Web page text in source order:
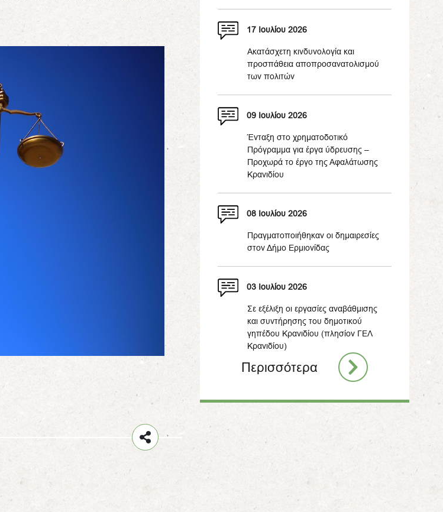
17 Ιουλίου 2026
Ακατάσχετη κινδυνολογία και
προσπάθεια αποπροσανατολισμού
των πολιτών
09 Ιουλίου 2026
Ένταξη στο χρηματοδοτικό
Πρόγραμμα για έργα ύδρευσης –
Προχωρά το έργο της Αφαλάτωσης
Κρανιδίου
08 Ιουλίου 2026
Πραγματοποιήθηκαν οι δημαιρεσίες
στον Δήμο Ερμιονίδας
03 Ιουλίου 2026
Σε εξέλιξη οι εργασίες αναβάθμισης
και συντήρησης του δημοτικού
γηπέδου Κρανιδίου (πλησίον ΓΕΛ
Κρανιδίου)
Περισσότερα